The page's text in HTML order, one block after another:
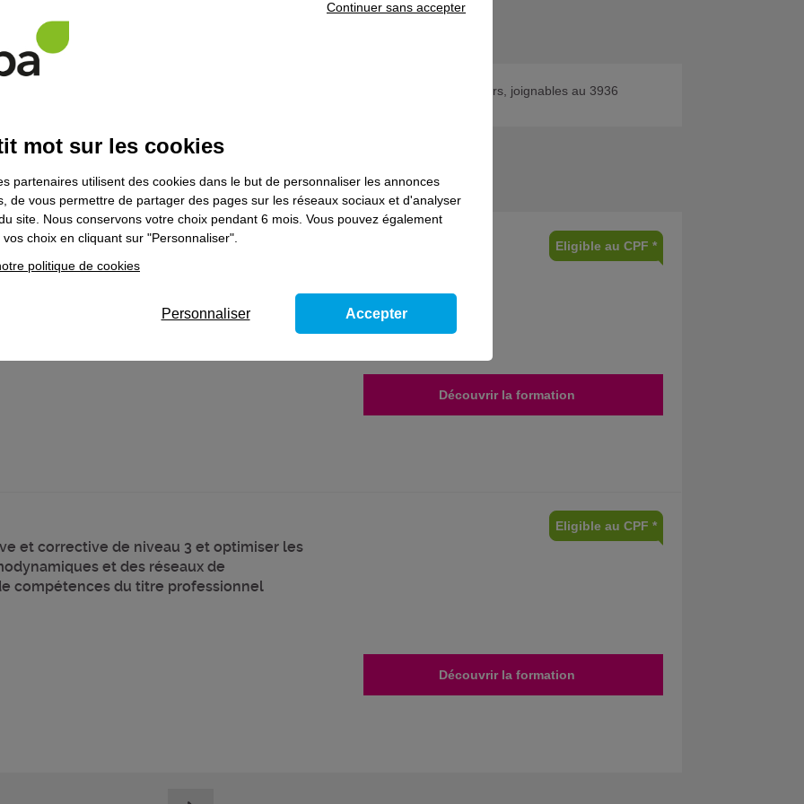
poursuivre votre parcours de formation, prenez contact avec l’un de nos conseillers, joignables au 3936
le domaineBâtiment
et corrective de niveau 3, optimiser les
des réseaux de distribution de
- Bloc de compétences du titre prof.
Eligible au CPF *
Découvrir la formation
et corrective de niveau 3 et optimiser les
et des réseaux de
compétences du titre professionnel
Eligible au CPF *
Découvrir la formation
mot sur les cookies
partenaires utilisent des cookies dans le but de personnaliser les annonces
de vous permettre de partager des pages sur les réseaux sociaux et d'analyser
site. Nous conservons votre choix pendant 6 mois. Vous pouvez également
choix en cliquant sur "Personnaliser".
politique de cookies
Continuer sans accepter
Personnaliser Accepter